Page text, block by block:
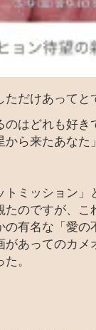
ただけあって
のはどれも好
から来たあな
ミッション
たのですが、
有名な「愛
があってのカ
。